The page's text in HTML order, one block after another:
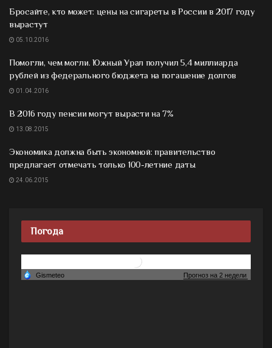
Бросайте, кто может: цены на сигареты в России в 2017 году
вырастут
05.10.2016
Помогли, чем могли. Южный Урал получил 5,4 миллиарда
рублей из федерального бюджета на погашение долгов
01.04.2016
В 2016 году пенсии могут вырасти на 7%
13.08.2015
Экономика должна быть экономной: правительство
предлагает отмечать только 100-летние даты
24.06.2015
Погода